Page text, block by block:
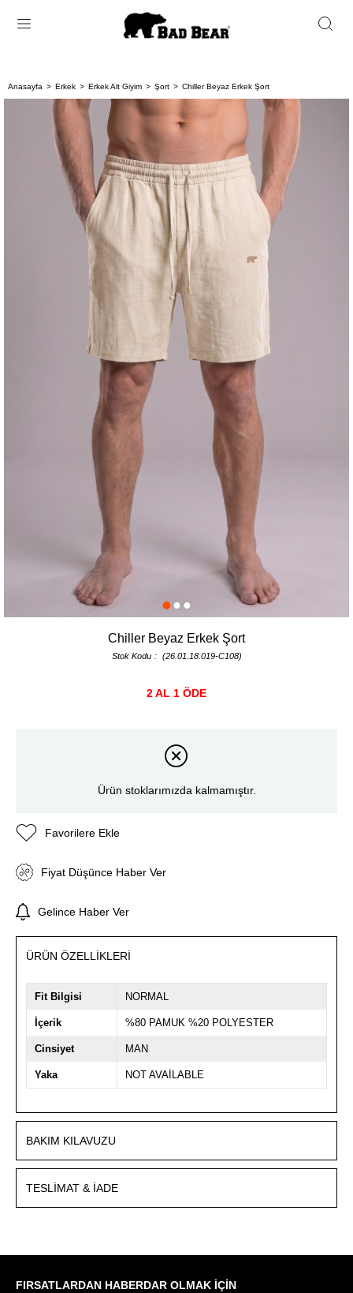
Anasayfa Erkek Erkek Alt Giyim Şort Chiller Beyaz Erkek Şort
Chiller Beyaz Erkek Şort
Stok Kodu (26.01.18.019-C108)
2 AL 1 ÖDE
Ürün stoklarımızda kalmamıştır.
Favorilere Ekle
Fiyat Düşünce Haber Ver
Gelince Haber Ver
ÜRÜN ÖZELLIKLERI
Fit Bilgisi NORMAL
İçerik %80 PAMUK %20 POLYESTER
Cinsiyet MAN
Yaka NOT AVAİLABLE
BAKIM KILAVUZU
TESLIMAT & İADE
FIRSATLARDAN HABERDAR OLMAK İÇİN